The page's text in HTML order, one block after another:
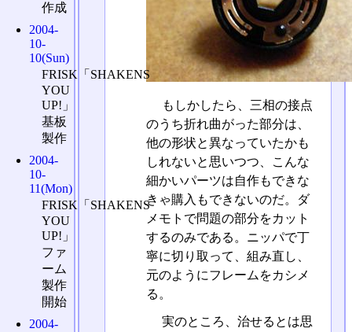
もしかしたら、三相の接点
のうち折れ曲がった部分は、
他の形状と異なっていたかも
しれないと思いつつ、こんな
細かいパーツは自作もできな
きゃ購入もできないのだ。ダ
メモトで問題の部分をカット
するのみである。ニッパで丁
寧に切り取って、組み直し、
元のようにフレームをカシメ
る。
実のところ、治せるとは思
作成
2004-
10-
10(Sun)
FRISK「SHAKENS
YOU
UP!」
基板
製作
2004-
10-
11(Mon)
FRISK「SHAKENS
YOU
UP!」
ファ
ーム
製作
開始
2004-